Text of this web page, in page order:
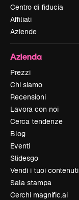
Centro di fiducia
Affiliati
Aziende
Azienda
Prezzi
Chi siamo
Recensioni
Lavora con noi
Cerca tendenze
Blog
Eventi
Slidesgo
Vendi i tuoi contenuti
Sala stampa
Cerchi magnific.ai